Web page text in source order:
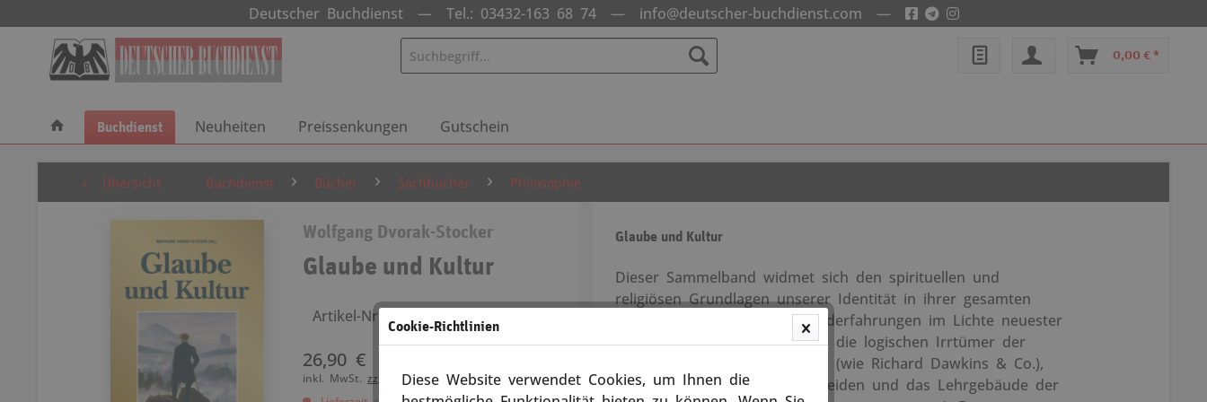
Deutscher Buchdienst — Tel.: 03432-163 68 74— info@deutscher-buchdienst.com —
0,00 € *
Buchdienst Neuheiten Preissenkungen Gutschein
Übersicht Buchdienst Bücher Sachbücher Philosophie
Wolfgang Dvorak-Stocker
Glaube und Kultur
Artikel-Nr.: 13345
26,90 €
inkl. MwSt. zzgl. Versandkosten
Glaube und Kultur
Dieser Sammelband widmet sich den spirituellen und
religiösen Grundlagen unserer Identität in ihrer gesamten
Bandbreite. Dabei sind Nahtoderfahrungen im Lichte neuester
Forschung ebenso Thema wie die logischen Irrtümer der
sogenannten Neuen Atheisten (wie Richard Dawkins & Co.),
das Gottesbild der sog. Neuheiden und das Lehrgebäude der
Cookie-Richtlinien
Diese Website verwendet Cookies, um Ihnen die